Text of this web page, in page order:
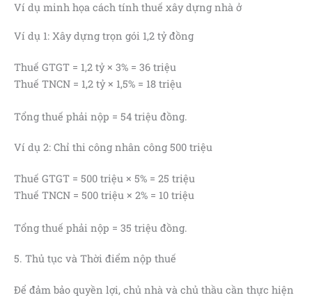
Ví dụ minh họa cách tính thuế xây dựng nhà ở
Ví dụ 1: Xây dựng trọn gói 1,2 tỷ đồng
Thuế GTGT = 1,2 tỷ × 3% = 36 triệu
Thuế TNCN = 1,2 tỷ × 1,5% = 18 triệu
Tổng thuế phải nộp = 54 triệu đồng.
Ví dụ 2: Chỉ thi công nhân công 500 triệu
Thuế GTGT = 500 triệu × 5% = 25 triệu
Thuế TNCN = 500 triệu × 2% = 10 triệu
Tổng thuế phải nộp = 35 triệu đồng.
5. Thủ tục và Thời điểm nộp thuế
Để đảm bảo quyền lợi, chủ nhà và chủ thầu cần thực hiện